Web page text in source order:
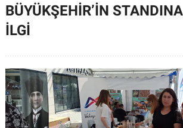
BÜYÜKŞEHİR’İN
İLGİ